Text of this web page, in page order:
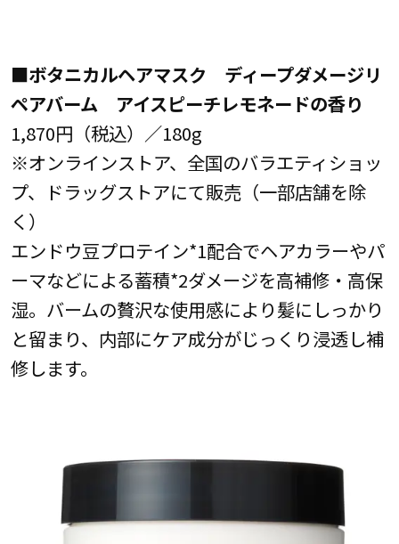
■ボタニカルヘアマスク ディープダメージリ
ペアバーム アイスピーチレモネードの香り
1,870円（税込）／180g
※オンラインストア、全国のバラエティショッ
プ、ドラッグストアにて販売（一部店舗を除
く）
エンドウ豆プロテイン*1配合でヘアカラーやパ
ーマなどによる蓄積*2ダメージを高補修・高保
湿。バームの贅沢な使用感により髪にしっかり
と留まり、内部にケア成分がじっくり浸透し補
修します。